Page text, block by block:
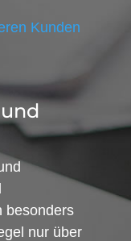
Kunden
besonders
nur über